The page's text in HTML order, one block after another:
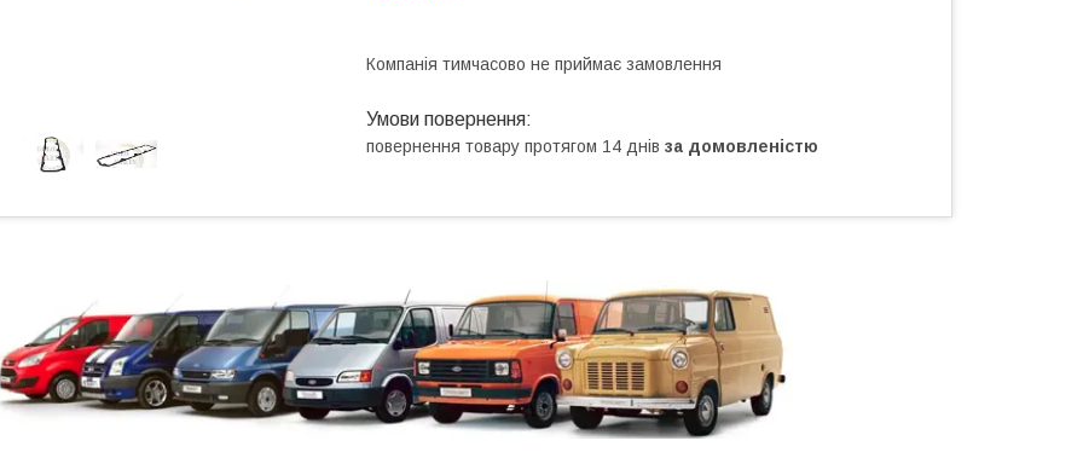
Компанія тимчасово не приймає замовлення
повернення товару протягом 14 днів за домовленістю